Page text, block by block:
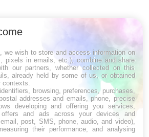
: une déformation des
rouges aux conséquences
de Charcot (Sclérose latérale
, we wish to store and access information on
pixels in emails, etc.), combine and share
our partners, whether collected on this
already held by some of us, or obtained
browsing, preferences, purchases,
addresses and emails, phone, precise
developing and offering you services,
offers and ads across your devices and
post, SMS, phone, audio, and video),
their performance, and analysing